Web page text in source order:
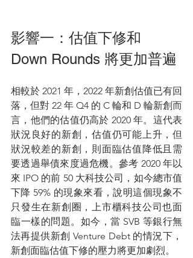
影響一：估值下修和
Down Rounds 將更加普遍
相較於 2021 年，2022 年新創估值已有回
落，但對 22 年 Q4 的 C 輪和 D 輪新創而
言，他們的估值仍高於 2020 年。這代表
狀況良好的新創，估值仍可能上升，但
狀況較差的新創，則面臨估值降低且需
要透過舉債來度過危機。參考 2020 年以
來 IPO 的前 50 大科技公司，如今總市值
下降 59% 的現象來看，說明這個現象不
只發生在新創圈，上市櫃科技公司也面
臨一樣的問題。如今，當 SVB 等銀行無
法再提供新創 Venture Debt 的情況下，
新創面臨估值下修的壓力將更加劇烈。